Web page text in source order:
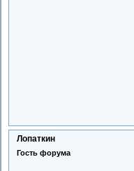
Лопаткин
Гость форума